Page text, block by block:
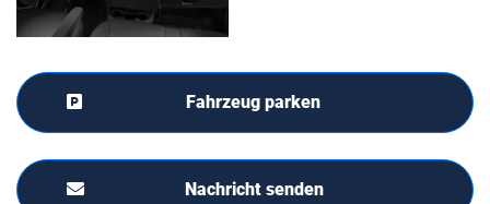
Fahrzeug parken
Nachricht senden